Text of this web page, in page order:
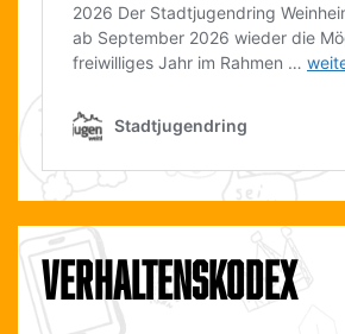
VERHALTENSKODEX